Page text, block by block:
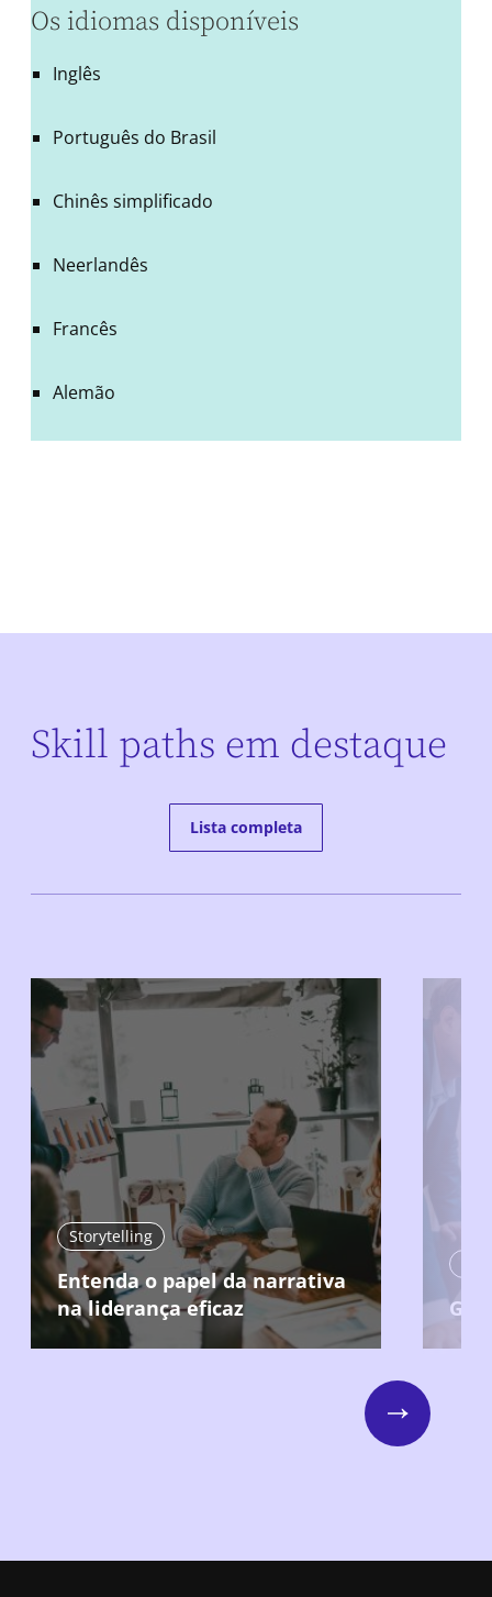
Os idiomas disponíveis
Inglês
Português do Brasil
Chinês simplificado
Neerlandês
Francês
Alemão
Skill paths em destaque
Lista completa
Storytelling
Entenda o papel da narrativa
na liderança eficaz
Next